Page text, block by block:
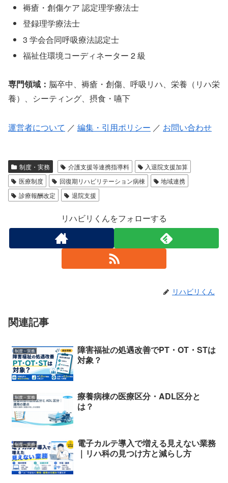
褥瘡・創傷ケア 認定理学療法士
登録理学療法士
3 学会合同呼吸療法認定士
福祉住環境コーディネーター 2 級
専門領域： 脳卒中、褥瘡・創傷、呼吸リハ、栄養（リハ栄
養）、シーティング、摂食・嚥下
運営者について ／ 編集・引用ポリシー ／ お問い合わせ
制度・実務 介護支援等連携指導料
入退院支援加算
医療制度
回復期リハビリテーション病棟
地域連携
診療報酬改定
退院支援
リハビリくんをフォローする
リハビリくん
関連記事
制度・実務
障害福祉の処遇改善でPT・OT・STは
対象？
制度・実務
療養病棟の医療区分・ADL区分と
は？
制度・実務
電子カルテ導入で増える見えない業務
｜リハ科の見つけ方と減らし方